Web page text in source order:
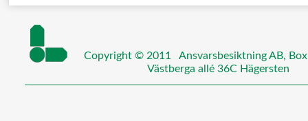
Copyright © 2011 Ansvarsbesiktning
Västberga allé 36C Hägersten